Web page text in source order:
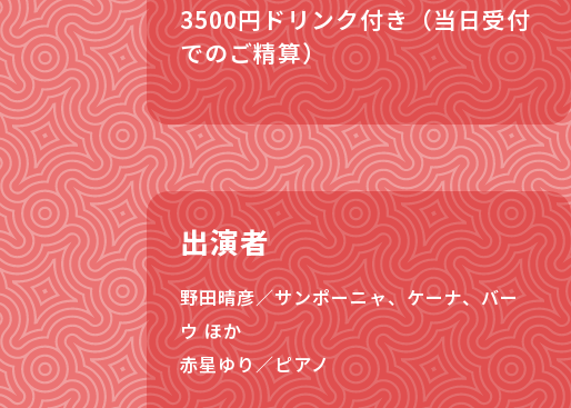
3500円ドリンク付き（当日受付
でのご精算）
出演者
野田晴彦／サンポーニャ、ケーナ、バー
ウ ほか
赤星ゆり／ピアノ